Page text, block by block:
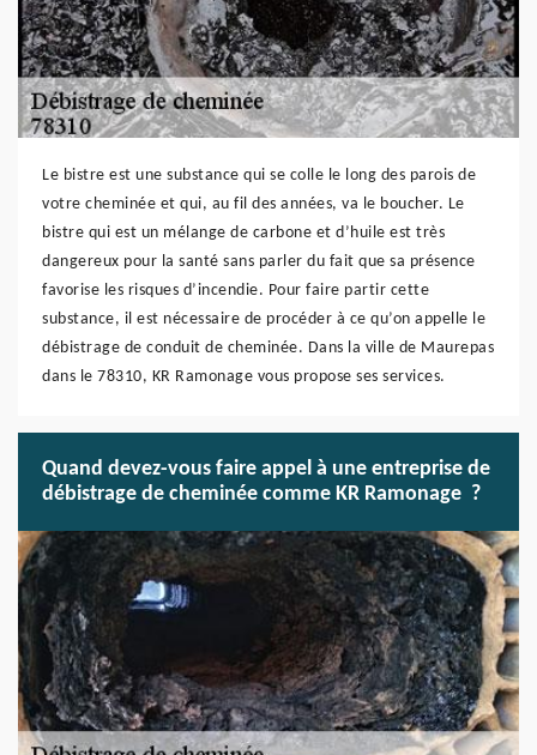
Le bistre est une substance qui se colle le long des parois de
votre cheminée et qui, au fil des années, va le boucher. Le
bistre qui est un mélange de carbone et d’huile est très
dangereux pour la santé sans parler du fait que sa présence
favorise les risques d’incendie. Pour faire partir cette
substance, il est nécessaire de procéder à ce qu’on appelle le
débistrage de conduit de cheminée. Dans la ville de Maurepas
dans le 78310, KR Ramonage vous propose ses services.
Quand devez-vous faire appel à une entreprise de
débistrage de cheminée comme KR Ramonage ?